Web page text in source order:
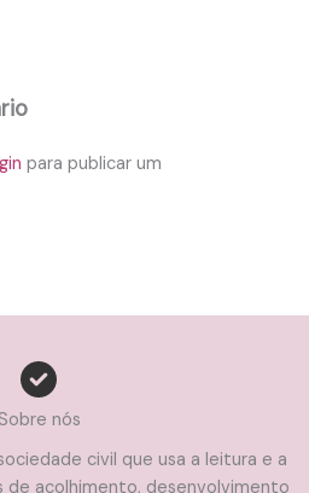
para publicar um
Sobre nós
civil que usa a leitura e a
acolhimento, desenvolvimento